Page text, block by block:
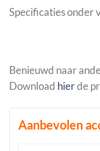
Specificaties onder
Benieuwd naar
Download hierde
Aanbevolen